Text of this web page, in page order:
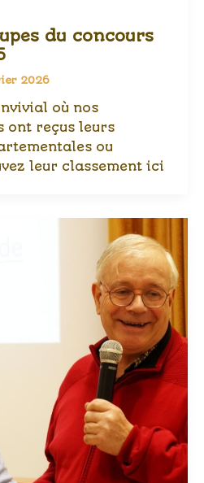
du concours
2026
où nos
ont reçus leurs
ou
leur classement ici